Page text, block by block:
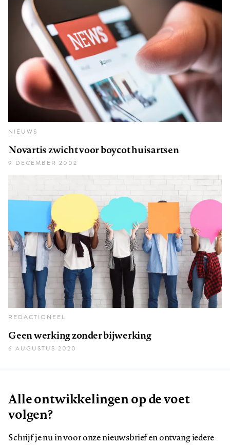
NIEUWS
Novartis zwicht voor boycot huisartsen
9 DECEMBER 2002
REDACTIONEEL
Geen werking zonder bijwerking
6 AUGUSTUS 2020
Alle ontwikkelingen op de voet
volgen?
Schrijf je nu in voor onze nieuwsbrief en ontvang iedere